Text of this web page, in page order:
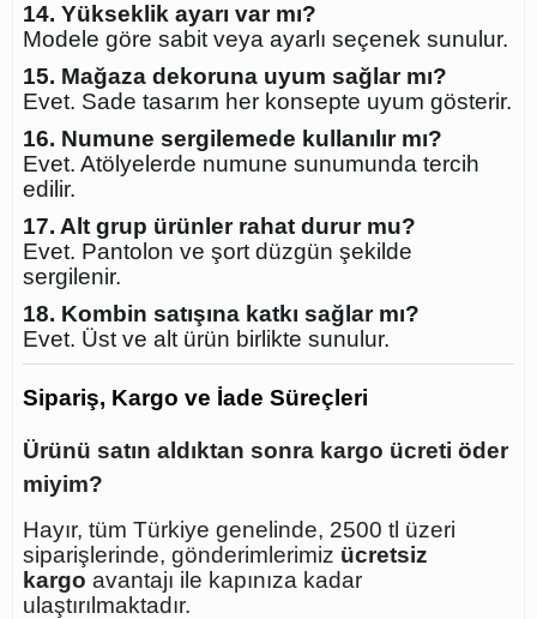
14. Yükseklik ayarı var mı?
Modele göre sabit veya ayarlı seçenek sunulur.
15. Mağaza dekoruna uyum sağlar mı?
Evet. Sade tasarım her konsepte uyum gösterir.
16. Numune sergilemede kullanılır mı?
Evet. Atölyelerde numune sunumunda tercih
edilir.
17. Alt grup ürünler rahat durur mu?
Evet. Pantolon ve şort düzgün şekilde
sergilenir.
18. Kombin satışına katkı sağlar mı?
Evet. Üst ve alt ürün birlikte sunulur.
Sipariş, Kargo ve İade Süreçleri
Ürünü satın aldıktan sonra kargo ücreti öder
miyim?
Hayır, tüm Türkiye genelinde, 2500 tl üzeri
siparişlerinde, gönderimlerimiz ücretsiz
kargo avantajı ile kapınıza kadar
ulaştırılmaktadır.